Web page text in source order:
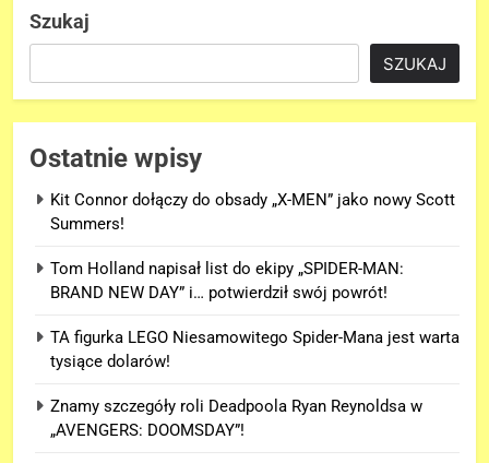
Szukaj
SZUKAJ
Ostatnie wpisy
Kit Connor dołączy do obsady „X-MEN” jako nowy Scott
Summers!
Tom Holland napisał list do ekipy „SPIDER-MAN:
BRAND NEW DAY” i… potwierdził swój powrót!
TA figurka LEGO Niesamowitego Spider-Mana jest warta
tysiące dolarów!
Znamy szczegóły roli Deadpoola Ryan Reynoldsa w
„AVENGERS: DOOMSDAY”!